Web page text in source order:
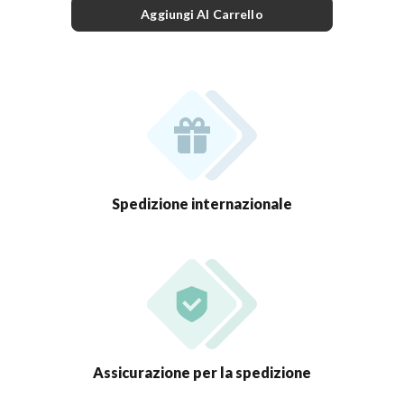
Aggiungi Al Carrello
Spedizione internazionale
Assicurazione per la spedizione